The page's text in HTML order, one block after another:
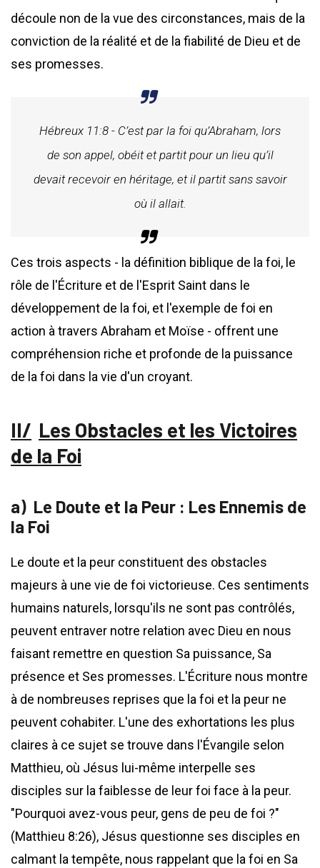
découle non de la vue des circonstances, mais de la
conviction de la réalité et de la fiabilité de Dieu et de
ses promesses.
Hébreux 11:8 - C’est par la foi qu’Abraham, lors
de son appel, obéit et partit pour un lieu qu’il
devait recevoir en héritage, et il partit sans savoir
où il allait.
Ces trois aspects - la définition biblique de la foi, le
rôle de l'Écriture et de l'Esprit Saint dans le
développement de la foi, et l'exemple de foi en
action à travers Abraham et Moïse - offrent une
compréhension riche et profonde de la puissance
de la foi dans la vie d'un croyant.
Les Obstacles et les Victoires
de la Foi
Le Doute et la Peur : Les Ennemis de
la Foi
Le doute et la peur constituent des obstacles
majeurs à une vie de foi victorieuse. Ces sentiments
humains naturels, lorsqu'ils ne sont pas contrôlés,
peuvent entraver notre relation avec Dieu en nous
faisant remettre en question Sa puissance, Sa
présence et Ses promesses. L'Écriture nous montre
à de nombreuses reprises que la foi et la peur ne
peuvent cohabiter. L'une des exhortations les plus
claires à ce sujet se trouve dans l'Évangile selon
Matthieu, où Jésus lui-même interpelle ses
disciples sur la faiblesse de leur foi face à la peur.
"Pourquoi avez-vous peur, gens de peu de foi ?"
(Matthieu 8:26), Jésus questionne ses disciples en
calmant la tempête, nous rappelant que la foi en Sa